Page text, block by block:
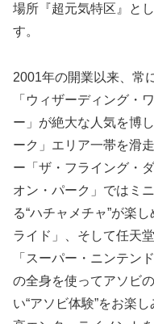
場所『超元気特区』と
す。
2001年の開業以来、常
「ウィザーディング・
ー」が絶大な人気を博
ーク」エリア一帯を滑
ー「ザ・フライング・
オン・パーク」ではミ
る“ハチャメチャ”が楽
ライド」、そして任天
「スーパー・ニンテン
の全身を使ってアソビ
い“アソビ体験”をお楽